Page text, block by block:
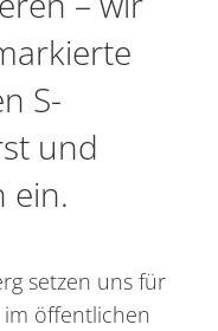
S-
und
ein.
setzen uns für
öffentlichen